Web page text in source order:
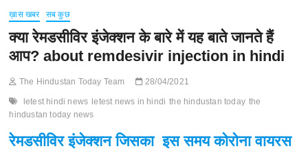
ख़ास खबर सब कुछ
क्या रेमडसीविर इंजेक्शन के बारे में यह बाते जानते हैं
आप? about remdesivir injection in hindi
The Hindustan Today Team 28/04/2021
letest hindi news letest news in hindi the hindustan today the
hindustan today news
रेमडसीविर इंजेक्शन जिसका इस समय कोरोना वायरस